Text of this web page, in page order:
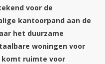
voor de
kantoorpand aan de
het duurzame
woningen voor
komt ruimte voor